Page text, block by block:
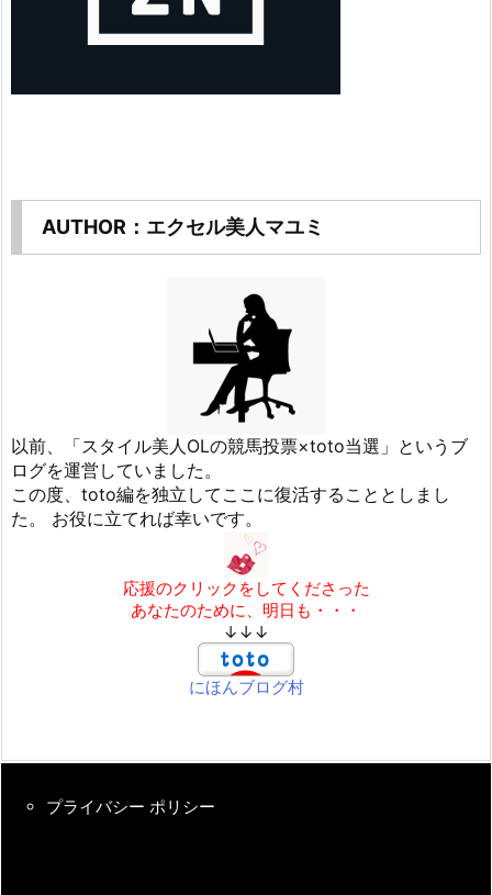
AUTHOR：エクセル美人マユミ
以前、「スタイル美人OLの競馬投票×toto当選」というブ
ログを運営していました。
この度、toto編を独立してここに復活することとしまし
た。 お役に立てれば幸いです。
応援のクリックをしてくださった
あなたのために、明日も・・・
↓↓↓
にほんブログ村
プライバシー ポリシー